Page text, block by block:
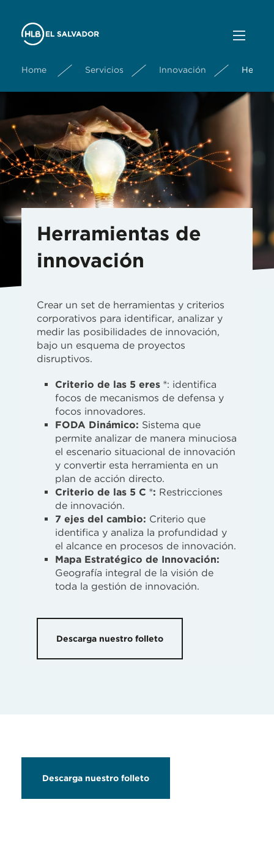
Home Servicios Innovación
Herramientas de
innovación
Crear un set de herramientas y criterios
corporativos para identificar, analizar y
medir las posibilidades de innovación,
bajo un esquema de proyectos
disruptivos.
Criterio de las 5 eres ®: identifica
focos de mecanismos de defensa y
focos innovadores.
FODA Dinámico: Sistema que
permite analizar de manera minuciosa
el escenario situacional de innovación
y convertir esta herramienta en un
plan de acción directo.
Criterio de las 5 C ®: Restricciones
de innovación.
7 ejes del cambio: Criterio que
identifica y analiza la profundidad y
el alcance en procesos de innovación.
Mapa Estratégico de Innovación:
Geografía integral de la visión de
toda la gestión de innovación.
Descarga nuestro folleto
Descarga nuestro folleto